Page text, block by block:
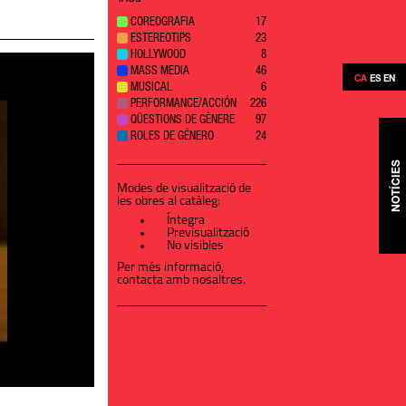
CA ES EN
NOTÍCIES
COREOGRAFIA
17
ESTEREOTIPS
23
HOLLYWOOD
8
MASS MEDIA
46
MUSICAL
6
PERFORMANCE/ACCIÓN
226
QÜESTIONS DE GÈNERE
97
ROLES DE GÉNERO
24
Modes de visualització de
les obres al catàleg:
Íntegra
Previsualització
No visibles
Per més informació,
contacta amb nosaltres.